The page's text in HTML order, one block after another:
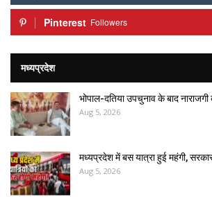
Pinterest Followers
मध्यप्रदेश
भोपाल-दतिया उपचुनाव के बाद
Aug 5, 2026
मध्यप्रदेश में बस यात्रा हुई महंगी,
Aug 5, 2026